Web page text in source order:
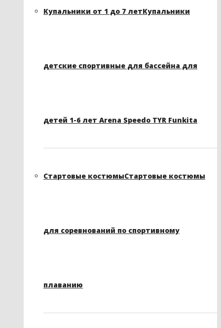
Купальники от 1 до 7 летКупальники
детские спортивные для бассейна для
детей 1-6 лет Arena Speedo TYR Funkita
Стартовые костюмыСтартовые костюмы
для соревнований по спортивному
плаванию